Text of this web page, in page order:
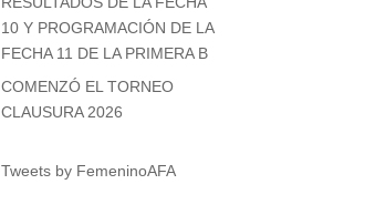
10 Y PROGRAMACIÓN DE LA
FECHA 11 DE LA PRIMERA B
COMENZÓ EL TORNEO
CLAUSURA 2026
Tweets by FemeninoAFA